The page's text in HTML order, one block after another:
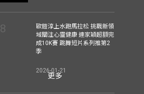
歐鎧淳上水跑馬拉松 挑戰新領
域關注心靈健康 連家穎超額完
成10K賽 跳舞短片系列推第2
季
2026-01-21
更多